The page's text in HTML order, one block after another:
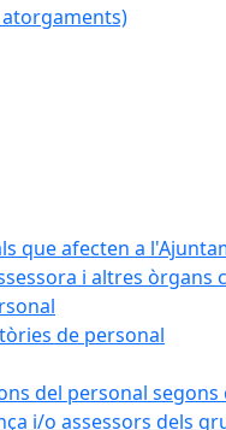
que afecten a
i altres
de personal
del personal segons
i/o assessors dels